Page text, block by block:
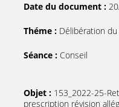
Date du document :
Théme : Délibération du
Séance : Conseil
Objet : 153_2022-25-
prescription révision